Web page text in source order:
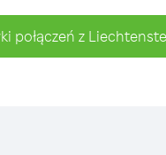
połączeń z